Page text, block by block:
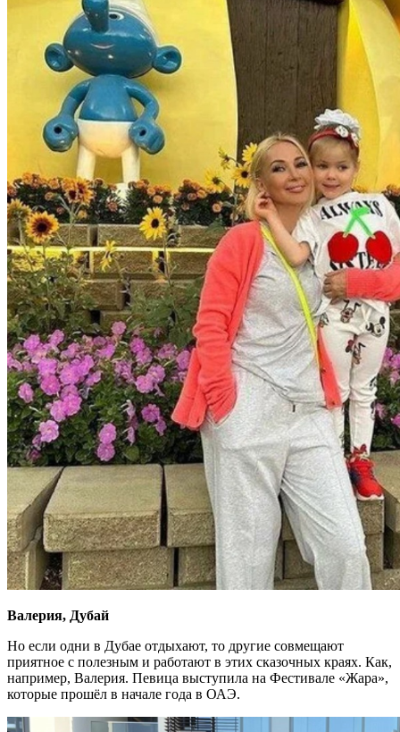
Валерия, Дубай
Но если одни в Дубае отдыхают, то другие совмещают
приятное с полезным и работают в этих сказочных краях. Как,
например, Валерия. Певица выступила на Фестивале «Жара»,
которые прошёл в начале года в ОАЭ.